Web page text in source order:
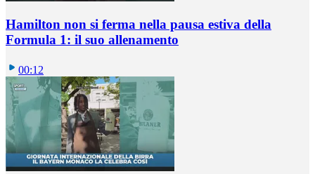
Hamilton non si ferma nella pausa estiva della
Formula 1: il suo allenamento
00:12